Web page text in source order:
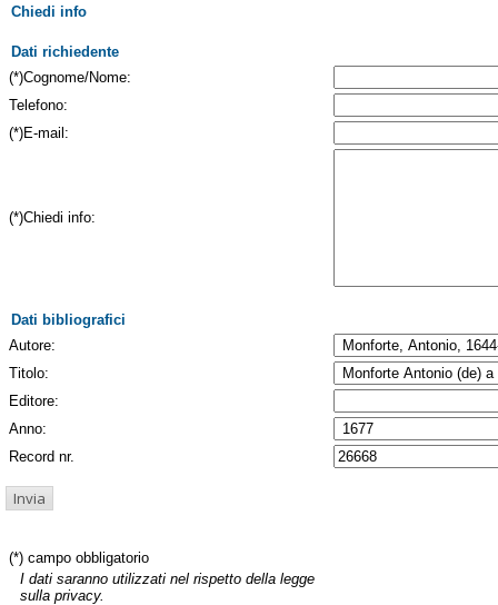
Chiedi info
Dati richiedente
(*)Cognome/Nome:
Telefono:
(*)E-mail:
(*)Chiedi info:
Dati bibliografici
Autore:
Titolo:
Editore:
Anno:
Record nr.
(*) campo obbligatorio
I dati saranno utilizzati nel rispetto della legge
sulla privacy.